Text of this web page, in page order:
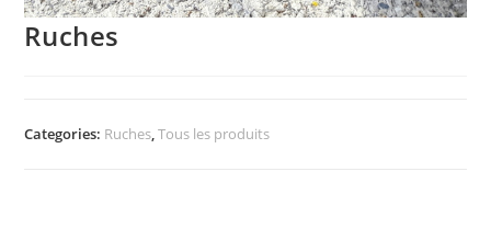
Ruches
Categories: Ruches,Tous les produits